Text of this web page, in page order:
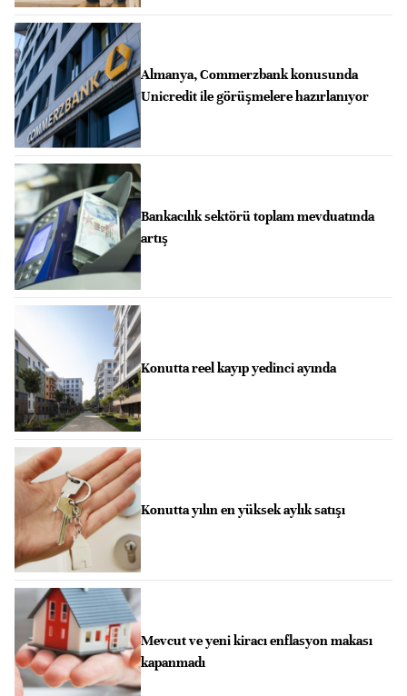
Almanya, Commerzbank konusunda
Unicredit ile görüşmelere hazırlanıyor
Bankacılık sektörü toplam mevduatında
artış
Konutta reel kayıp yedinci ayında
Konutta yılın en yüksek aylık satışı
Mevcut ve yeni kiracı enflasyon makası
kapanmadı